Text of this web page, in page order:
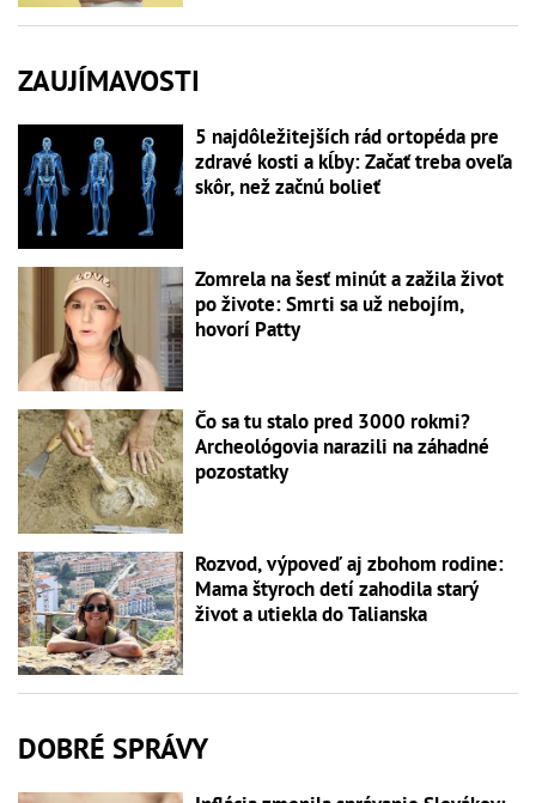
ZAUJÍMAVOSTI
5 najdôležitejších rád ortopéda pre
zdravé kosti a kĺby: Začať treba oveľa
skôr, než začnú bolieť
Zomrela na šesť minút a zažila život
po živote: Smrti sa už nebojím,
hovorí Patty
Čo sa tu stalo pred 3000 rokmi?
Archeológovia narazili na záhadné
pozostatky
Rozvod, výpoveď aj zbohom rodine:
Mama štyroch detí zahodila starý
život a utiekla do Talianska
DOBRÉ SPRÁVY